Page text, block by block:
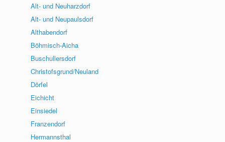
Alt- und Neuharzdorf
Alt- und Neupaulsdorf
Althabendorf
Böhmisch-Aicha
Buschullersdorf
Christofsgrund/Neuland
Dörfel
Eichicht
Einsiedel
Franzendorf
Hermannsthal